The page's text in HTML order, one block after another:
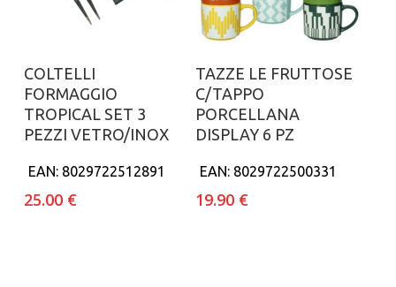
Aggiungi al carrello
COLTELLI
FORMAGGIO
TROPICAL SET 3
PEZZI VETRO/INOX
EAN: 8029722512891
25.00 €
Aggiungi al carrello
TAZZE LE FRUTTOSE
C/TAPPO
PORCELLANA
DISPLAY 6 PZ
EAN: 8029722500331
19.90 €